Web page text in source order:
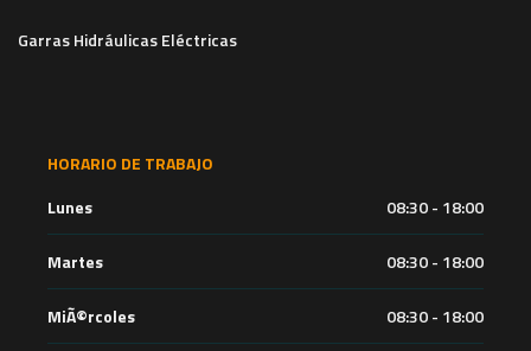
Garras Hidráulicas Eléctricas
HORARIO DE TRABAJO
Lunes
08:30 - 18:00
Martes 08:30 - 18:00
MiÃ©rcoles 08:30 - 18:00